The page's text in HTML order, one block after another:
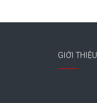
GIỚI THIỆU